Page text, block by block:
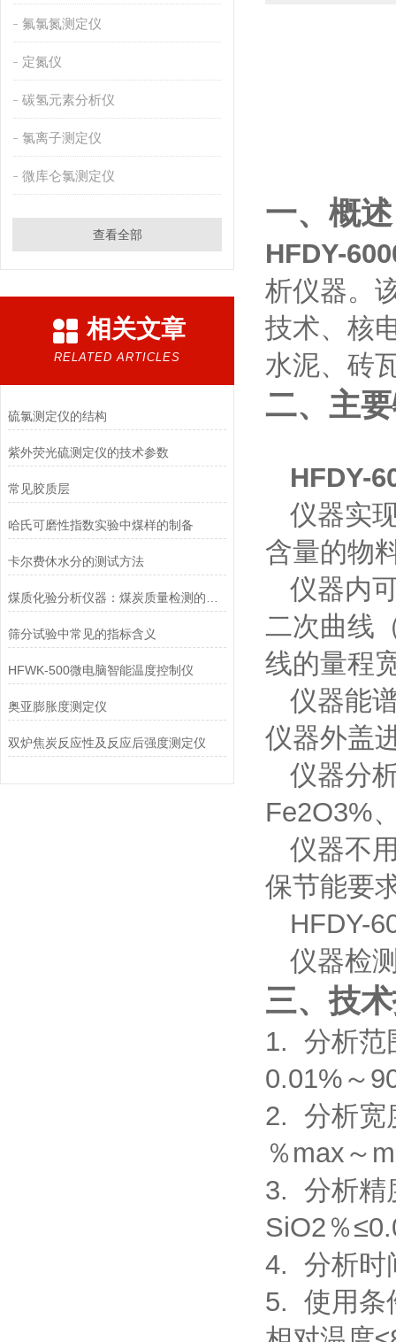
氟氯氮测定仪
定氮仪
碳氢元素分析仪
氯离子测定仪
微库仑氯测定仪
查看全部
相关文章
RELATED ARTICLES
硫氯测定仪的结构
紫外荧光硫测定仪的技术参数
常见胶质层
哈氏可磨性指数实验中煤样的制备
​卡尔费休水分的测试方法
筛分试验中常见的指标含义
HFWK-500微电脑智能温度控制仪
奥亚膨胀度测定仪
双炉焦炭反应性及反应后强度测定仪
一、概
HFDY-
析仪器。
技术、核
水泥、砖
二、主
HFDY-
仪器实
含量的物
仪器内
二次曲线
线的量程
仪器能
仪器外盖
仪器分
Fe2O3%
仪器不
保节能要
HFDY-
仪器检
三、技
1. 分析范
0.01%～
2. 分析宽
％max～
3. 分析精
SiO2％
4. 分析时
5. 使用条